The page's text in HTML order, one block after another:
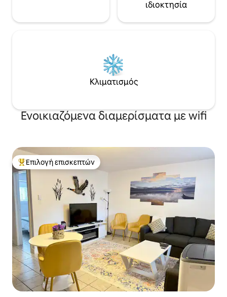
ιδιοκτησία
Κλιματισμός
Ενοικιαζόμενα διαμερίσματα με wifi
Κορυφαία επιλογή επισκεπτών
Επιλογή επισκεπτών